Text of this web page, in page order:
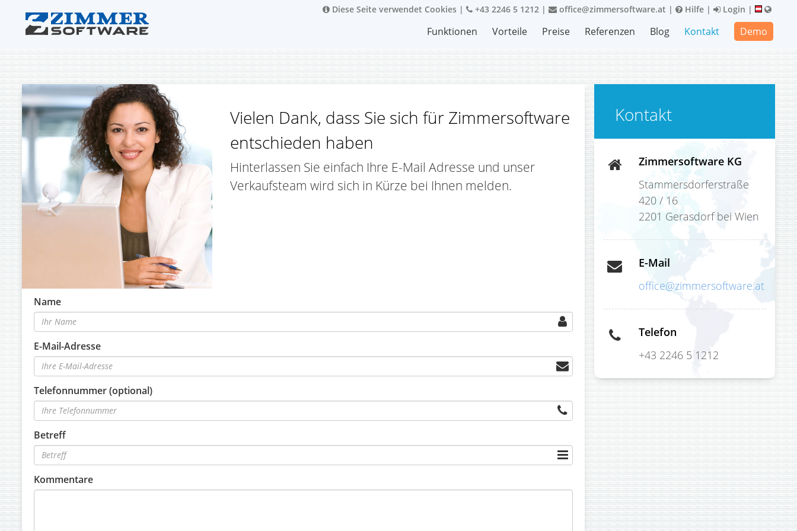
Diese Seite verwendet Cookies | +43 2246 5 1212 | office@zimmersoftware.at | Hilfe | Login |
Funktionen Vorteile Preise Referenzen Blog Kontakt Demo
Vielen Dank, dass Sie sich für Zimmersoftware
entschieden haben
Hinterlassen Sie einfach Ihre E-Mail Adresse und unser
Verkaufsteam wird sich in Kürze bei Ihnen melden.
Name
E-Mail-Adresse
Telefonnummer (optional)
Betreff
Kommentare
Kontakt
Zimmersoftware KG
Stammersdorferstraße
420 / 16
2201 Gerasdorf bei Wien
E-Mail
office@zimmersoftware.at
Telefon
+43 2246 5 1212